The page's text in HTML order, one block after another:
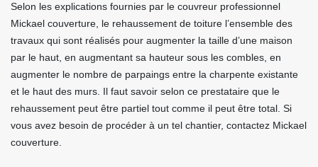
Selon les explications fournies par le couvreur professionnel
Mickael couverture, le rehaussement de toiture l’ensemble des
travaux qui sont réalisés pour augmenter la taille d’une maison
par le haut, en augmentant sa hauteur sous les combles, en
augmenter le nombre de parpaings entre la charpente existante
et le haut des murs. Il faut savoir selon ce prestataire que le
rehaussement peut être partiel tout comme il peut être total. Si
vous avez besoin de procéder à un tel chantier, contactez Mickael
couverture.